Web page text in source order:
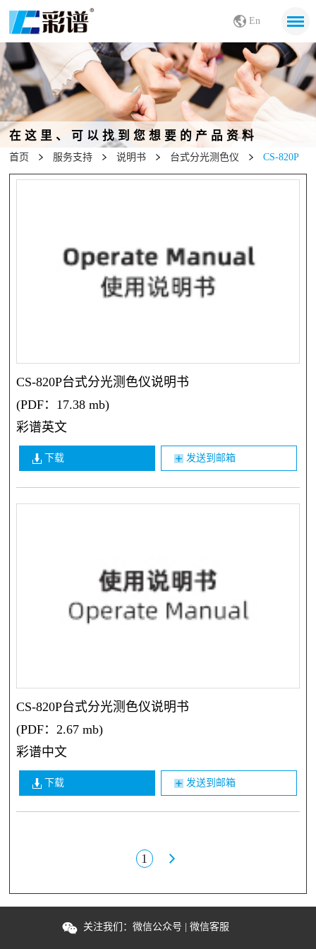
En
在这里、可以找到您想要的产品资料
首页 服务支持 说明书 台式分光测色仪 CS-820P
CS-820P台式分光测色仪说明书
(PDF：17.38 mb)
彩谱英文
下载 发送到邮箱
CS-820P台式分光测色仪说明书
(PDF：2.67 mb)
彩谱中文
下载 发送到邮箱
1
关注我们： 微信公众号 微信客服